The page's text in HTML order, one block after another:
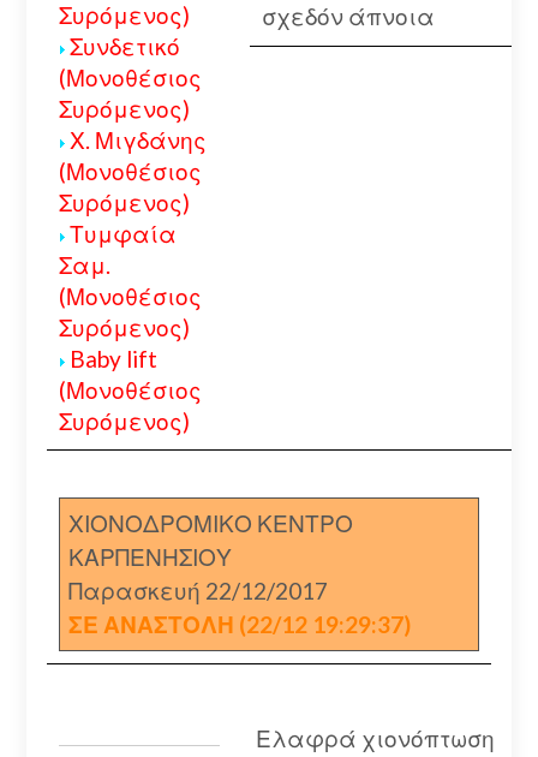
Συρόμενος)
Συνδετικό
(Μονοθέσιος
Συρόμενος)
Χ. Μιγδάνης
(Μονοθέσιος
Συρόμενος)
Τυμφαία
Σαμ.
(Μονοθέσιος
Συρόμενος)
Baby lift
(Μονοθέσιος
Συρόμενος)
σχεδόν άπνοια
ΧΙΟΝΟΔΡΟΜΙΚΟ ΚΕΝΤΡΟ
ΚΑΡΠΕΝΗΣΙΟΥ
Παρασκευή 22/12/2017
ΣΕ ΑΝΑΣΤΟΛΗ (22/12 19:29:37)
Ελαφρά χιονόπτωση